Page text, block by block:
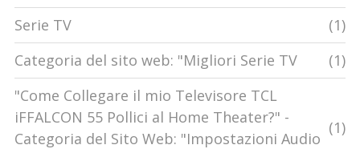
Serie TV
(1)
Categoria del sito web: "Migliori Serie TV
(1)
"Come Collegare il mio Televisore TCL
iFFALCON 55 Pollici al Home Theater?" -
Categoria del Sito Web: "Impostazioni Audio
(1)